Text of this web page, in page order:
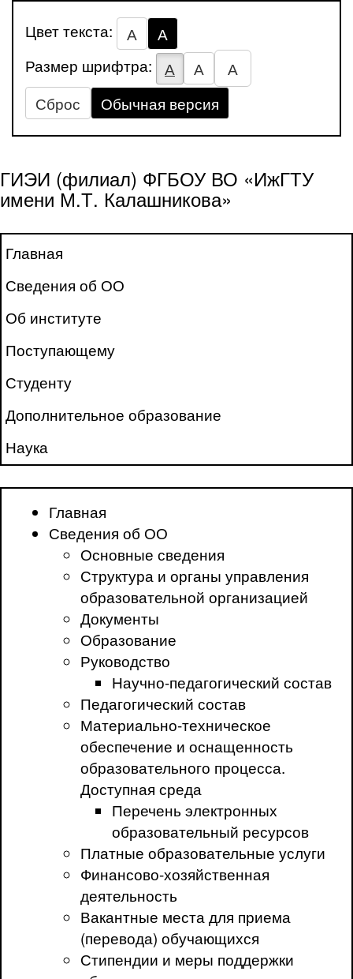
Цвет текста: А
А
Размер шрифтра:
А А
А
Сброс
Обычная версия
ГИЭИ (филиал) ФГБОУ ВО «ИжГТУ
имени М.Т. Калашникова»
Главная
Сведения об ОО
Об институте
Поступающему
Студенту
Дополнительное образование
Наука
Главная
Сведения об ОО
Основные сведения
Структура и органы управления
образовательной организацией
Документы
Образование
Руководство
Научно-педагогический состав
Педагогический состав
Материально-техническое
обеспечение и оснащенность
образовательного процесса.
Доступная среда
Перечень электронных
образовательный ресурсов
Платные образовательные услуги
Финансово-хозяйственная
деятельность
Вакантные места для приема
(перевода) обучающихся
Стипендии и меры поддержки